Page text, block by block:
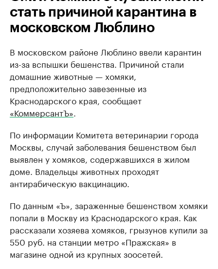
стать причиной карантина в
московском Люблино
В московском районе Люблино ввели карантин
из-за вспышки бешенства. Причиной стали
домашние животные — хомяки,
предположительно завезенные из
Краснодарского края, сообщает
«КоммерсантЪ»
По информации Комитета ветеринарии города
Москвы, случай заболевания бешенством был
выявлен у хомяков, содержавшихся в жилом
доме. Владельцы животных проходят
антирабическую вакцинацию.
По данным «Ъ», зараженные бешенством хомяки
попали в Москву из Краснодарского края. Как
рассказали хозяева хомяков, грызунов купили за
550 руб. на станции метро «Пражская» в
магазине одной из крупных зоосетей.